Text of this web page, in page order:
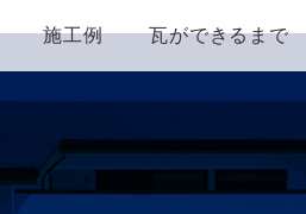
施工例 瓦ができるまで